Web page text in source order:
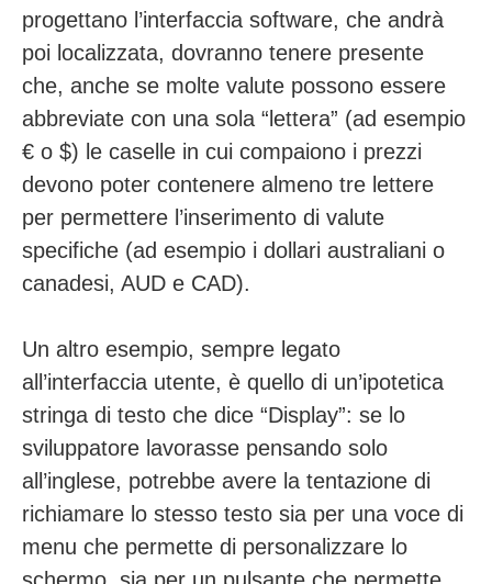
progettano l’interfaccia software, che andrà
poi localizzata, dovranno tenere presente
che, anche se molte valute possono essere
abbreviate con una sola “lettera” (ad esempio
€ o $) le caselle in cui compaiono i prezzi
devono poter contenere almeno tre lettere
per permettere l’inserimento di valute
specifiche (ad esempio i dollari australiani o
canadesi, AUD e CAD).
Un altro esempio, sempre legato
all’interfaccia utente, è quello di un’ipotetica
stringa di testo che dice “Display”: se lo
sviluppatore lavorasse pensando solo
all’inglese, potrebbe avere la tentazione di
richiamare lo stesso testo sia per una voce di
menu che permette di personalizzare lo